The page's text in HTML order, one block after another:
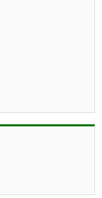
575